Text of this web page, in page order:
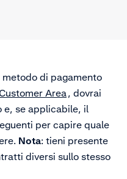
di pagamento
Area, dovrai
se applicabile, il
per capire quale
Nota: tieni presente
diversi sullo stesso